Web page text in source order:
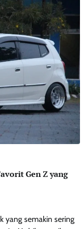
Gen Z yang
yang semakin sering